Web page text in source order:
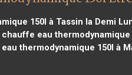
150l à Tassin la Demi
chauffe eau thermodynamique
thermodynamique 150l à